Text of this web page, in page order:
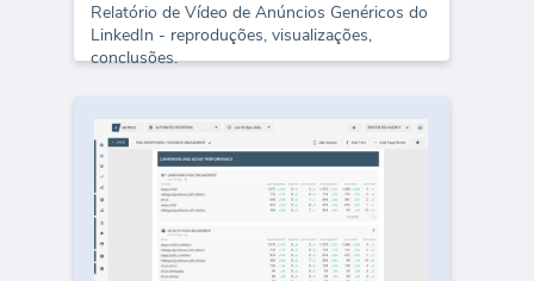
Relatório de Vídeo de Anúncios Genéricos do
LinkedIn - reproduções, visualizações,
conclusões.